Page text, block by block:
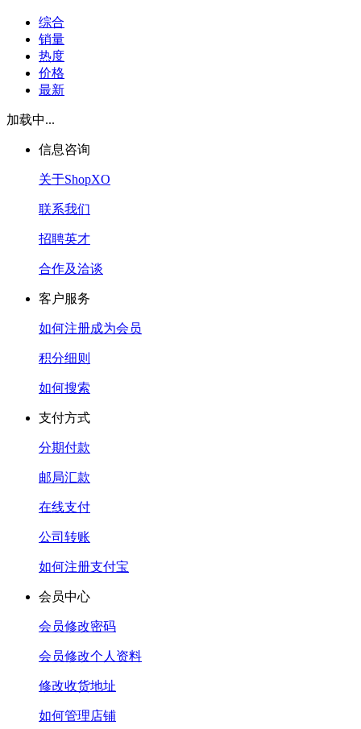
综合
销量
热度
价格
最新
加载中...
信息咨询
关于ShopXO
联系我们
招聘英才
合作及洽谈
客户服务
如何注册成为会员
积分细则
如何搜索
支付方式
分期付款
邮局汇款
在线支付
公司转账
如何注册支付宝
会员中心
会员修改密码
会员修改个人资料
修改收货地址
如何管理店铺